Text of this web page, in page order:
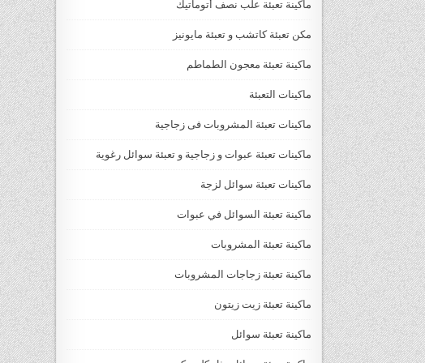
ماكينة تعبئة علب نصف أتوماتيك
مكن تعبئة كاتشب و تعبئة مايونيز
ماكينة تعبئة معجون الطماطم
ماكينات التعبئة
ماكينات تعبئة المشروبات فى زجاجية
ماكينات تعبئة عبوات و زجاجية و تعبئة سوائل رغوية
ماكينات تعبئة سوائل لزجة
‏‏‏ماكينة تعبئة السوائل في عبوات
ماكينة تعبئة المشروبات
ماكينة تعبئة زجاجات المشروبات
ماكينة تعبئة زيت زيتون
ماكينة تعبئة سوائل